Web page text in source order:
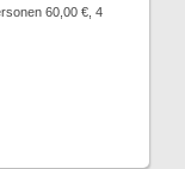
60,00 €, 4